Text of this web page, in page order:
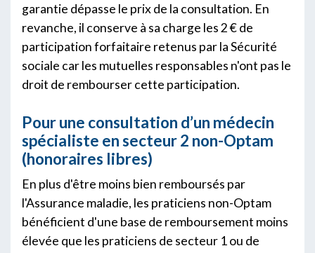
garantie dépasse le prix de la consultation. En
revanche, il conserve à sa charge les 2 € de
participation forfaitaire retenus par la Sécurité
sociale car les mutuelles responsables n'ont pas le
droit de rembourser cette participation.
Pour une consultation d’un médecin
spécialiste en secteur 2 non-Optam
(honoraires libres)
En plus d'être moins bien remboursés par
l'Assurance maladie, les praticiens non-Optam
bénéficient d'une base de remboursement moins
élevée que les praticiens de secteur 1 ou de